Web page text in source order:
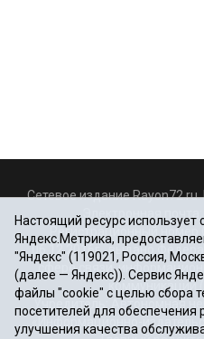
Сетевое издание
Регистрационный
06.12.2016г., выдано
сфере связи,
коммуникаций
Учредитель: Автономная
«Информационно-
Настоящий ресурс использует
Яндекс.Метрика,
"Яндекс" (119021, Россия,
(далее — Яндекс)). Сервис
файлы "cookie" с целью сбора
посетителей для обеспечения
улучшения качества